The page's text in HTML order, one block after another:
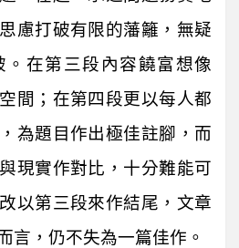
慮打破有限的藩籬，無疑
在第三段內容饒富想像
間；在第四段更以每人都
為題目作出極佳註腳，而
現實作對比，十分難能可
以第三段來作結尾，文章
言，仍不失為一篇佳作。